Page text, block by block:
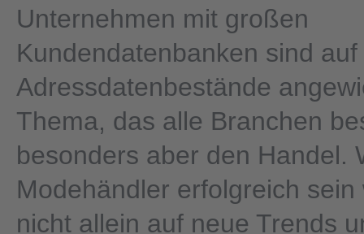
Unternehmen mit großen
Kundendatenbanken sind
Adressdatenbestände
Thema, das alle Branchen
besonders aber den Handel.
Modehändler erfolgreich sein
nicht allein auf neue Trends